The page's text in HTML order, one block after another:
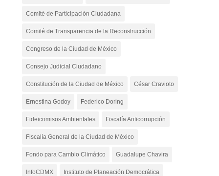
Comité de Participación Ciudadana
Comité de Transparencia de la Reconstrucción
Congreso de la Ciudad de México
Consejo Judicial Ciudadano
Constitución de la Ciudad de México César Cravioto
Ernestina Godoy Federico Doring
Fideicomisos Ambientales Fiscalía Anticorrupción
Fiscalía General de la Ciudad de México
Fondo para Cambio Climático Guadalupe Chavira
InfoCDMX Instituto de Planeación Democrática